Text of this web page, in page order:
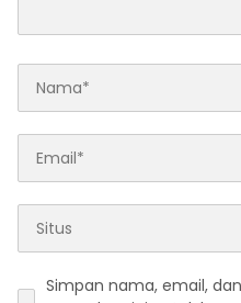
Simpan nama, email,